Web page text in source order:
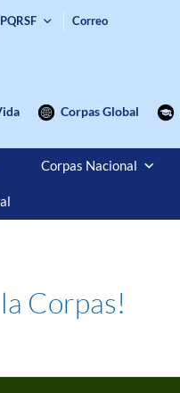
PQRSF Correo
Corpas Global
Corpas Nacional
Corpas!